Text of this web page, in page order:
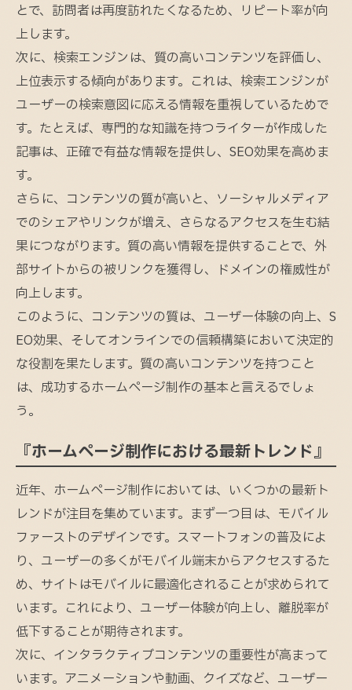
とで、訪問者は再度訪れたくなるため、リピート率が向
上します。
次に、検索エンジンは、質の高いコンテンツを評価し、
上位表示する傾向があります。これは、検索エンジンが
ユーザーの検索意図に応える情報を重視しているためで
す。たとえば、専門的な知識を持つライターが作成した
記事は、正確で有益な情報を提供し、SEO効果を高めま
す。
さらに、コンテンツの質が高いと、ソーシャルメディア
でのシェアやリンクが増え、さらなるアクセスを生む結
果につながります。質の高い情報を提供することで、外
部サイトからの被リンクを獲得し、ドメインの権威性が
向上します。
このように、コンテンツの質は、ユーザー体験の向上、S
EO効果、そしてオンラインでの信頼構築において決定的
な役割を果たします。質の高いコンテンツを持つこと
は、成功するホームページ制作の基本と言えるでしょ
う。
『ホームページ制作における最新トレンド』
近年、ホームページ制作においては、いくつかの最新ト
レンドが注目を集めています。まず一つ目は、モバイル
ファーストのデザインです。スマートフォンの普及によ
り、ユーザーの多くがモバイル端末からアクセスするた
め、サイトはモバイルに最適化されることが求められて
います。これにより、ユーザー体験が向上し、離脱率が
低下することが期待されます。
次に、インタラクティブコンテンツの重要性が高まって
います。アニメーションや動画、クイズなど、ユーザー